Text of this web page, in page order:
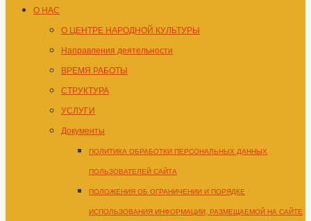
О НАС
О ЦЕНТРЕ НАРОДНОЙ КУЛЬТУРЫ
Направления деятельности
ВРЕМЯ РАБОТЫ
СТРУКТУРА
УСЛУГИ
Документы
ПОЛИТИКА ОБРАБОТКИ ПЕРСОНАЛЬНЫХ ДАННЫХ
ПОЛЬЗОВАТЕЛЕЙ САЙТА
ПОЛОЖЕНИЯ ОБ ОГРАНИЧЕНИИ И ПОРЯДКЕ
ИСПОЛЬЗОВАНИЯ ИНФОРМАЦИИ, РАЗМЕЩАЕМОЙ НА САЙТЕ